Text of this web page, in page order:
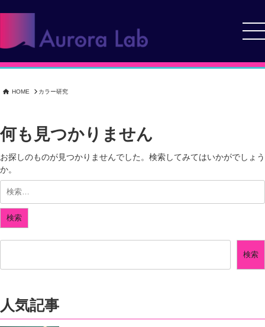
ン
ツ
ス
ッ
プ
合同会社オーロラ・ラボ
ト制作から運用・SEO対策まで、ワンストップでサポート
Menu
HOME カラー研究
何も見つかりません
お探しのものが見つかりませんでした。検索してみてはいかがでしょう
か。
検索
人気記事